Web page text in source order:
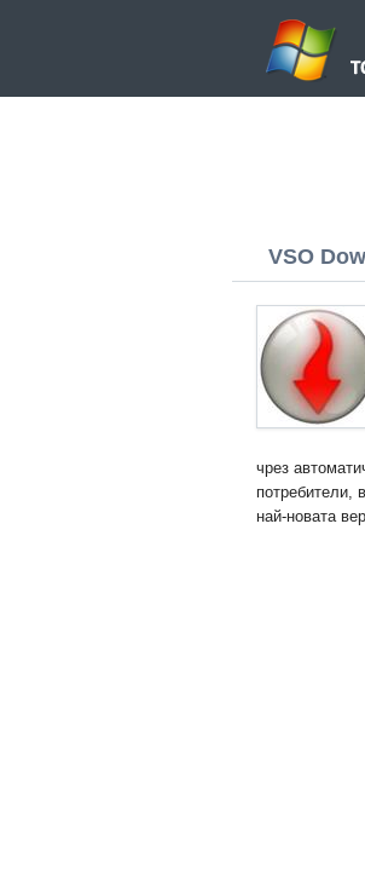
VSO
чрез
потребители,
най-новата